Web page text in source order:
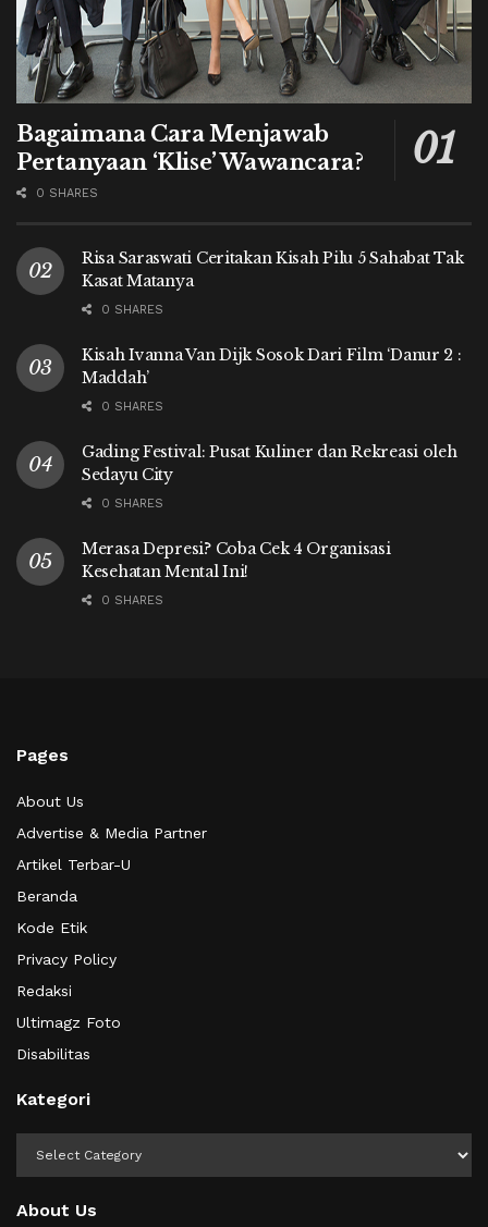
Bagaimana Cara Menjawab
Pertanyaan ‘Klise’ Wawancara?
0 SHARES
Risa Saraswati Ceritakan Kisah Pilu 5 Sahabat Tak
Kasat Matanya
0 SHARES
Kisah Ivanna Van Dijk Sosok Dari Film ‘Danur 2 :
Maddah’
0 SHARES
Gading Festival: Pusat Kuliner dan Rekreasi oleh
Sedayu City
0 SHARES
Merasa Depresi? Coba Cek 4 Organisasi
Kesehatan Mental Ini!
0 SHARES
Pages
About Us
Advertise & Media Partner
Artikel Terbar-U
Beranda
Kode Etik
Privacy Policy
Redaksi
Ultimagz Foto
Disabilitas
Kategori
About Us